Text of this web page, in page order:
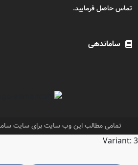
تماس حاصل فرمایید.
ساماندهی
تمامی مطالب این وب سایت برای سایت
Variant: 3